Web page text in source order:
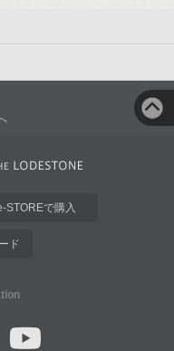
STOREで購入
ド